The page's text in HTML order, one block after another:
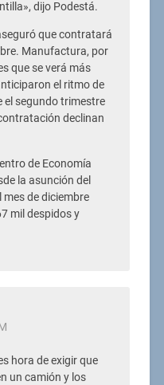
dijo Podestá.
que contratará
Manufactura, por
que se verá más
el ritmo de
el segundo trimestre
declinan
de Economía
la asunción del
de diciembre
mil despidos y
hora de exigir que
un camión y los